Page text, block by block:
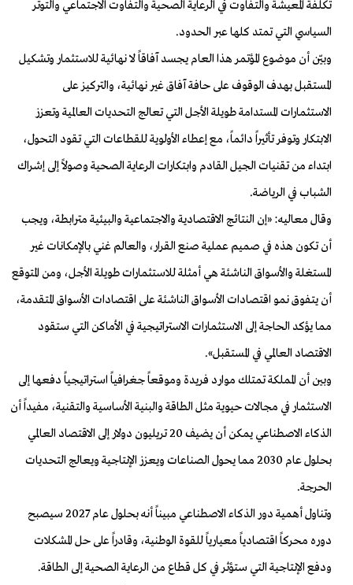
تكلفة المعيشة والتفاوت في الرعاية الصحية والتفاوت الاجتماعي والتوتر
السياسي التي تمتد كلها عبر الحدود.
وبيّن أن موضوع المؤتمر هذا العام يجسد آفاقاً لا نهائية للاستثمار وتشكيل
المستقبل بهدف الوقوف على حافة آفاق غير نهائية، والتركيز على
الاستثمارات المستدامة طويلة الأجل التي تعالج التحديات العالمية وتعزز
الابتكار وتوفر تأثيراً دائماً، مع إعطاء الأولوية للقطاعات التي تقود التحول،
ابتداء من تقنيات الجيل القادم وابتكارات الرعاية الصحية وصولاً إلى إشراك
الشباب في الرياضة.
وقال معاليه: «إن النتائج الاقتصادية والاجتماعية والبيئية مترابطة، ويجب
أن تكون هذه في صميم عملية صنع القرار، والعالم غني بالإمكانات غير
المستغلة والأسواق الناشئة هي أمثلة للاستثمارات طويلة الأجل، ومن المتوقع
أن يتفوق نمو اقتصادات الأسواق الناشئة على اقتصادات الأسواق المتقدمة،
مما يؤكد الحاجة إلى الاستثمارات الاستراتيجية في الأماكن التي ستقود
الاقتصاد العالمي في المستقبل».
وبين أن المملكة تمتلك موارد فريدة وموقعاً جغرافياً استراتيجياً دفعها إلى
الاستثمار في مجالات حيوية مثل الطاقة والبنية الأساسية والتقنية، مفيداً أن
الذكاء الاصطناعي يمكن أن يضيف 20 تريليون دولار إلى الاقتصاد العالمي
بحلول عام 2030 مما يحول الصناعات ويعزز الإنتاجية ويعالج التحديات
الحرجة.
وتناول أهمية دور الذكاء الاصطناعي مبيناً أنه بحلول عام 2027 سيصبح
دوره محركاً اقتصادياً معيارياً للقوة الوطنية، وقادراً على حل المشكلات
ودفع الإنتاجية التي ستؤثر في كل قطاع من الرعاية الصحية إلى الطاقة.